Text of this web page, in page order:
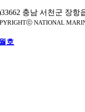
충남 서천군 장항
NATIONAL
호